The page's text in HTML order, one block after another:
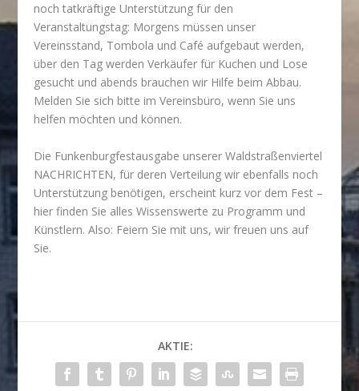
noch tatkräftige Unterstützung für den
Veranstaltungstag: Morgens müssen unser
Vereinsstand, Tombola und Café aufgebaut werden,
über den Tag werden Verkäufer für Kuchen und Lose
gesucht und abends brauchen wir Hilfe beim Abbau.
Melden Sie sich bitte im Vereinsbüro, wenn Sie uns
helfen möchten und können.
Die Funkenburgfestausgabe unserer Waldstraßenviertel
NACHRICHTEN, für deren Verteilung wir ebenfalls noch
Unterstützung benötigen, erscheint kurz vor dem Fest –
hier finden Sie alles Wissenswerte zu Programm und
Künstlern. Also: Feiern Sie mit uns, wir freuen uns auf
Sie.
AKTIE: